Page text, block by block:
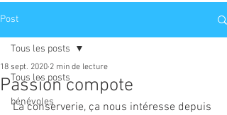
Post
Tous les posts
bénévoles
Tous les posts
Passion compote
18 sept. 2020 2 min de lecture
La conserverie, ça nous intéresse depuis